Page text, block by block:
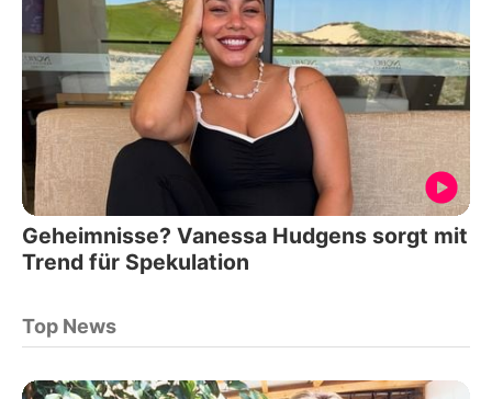
Geheimnisse? Vanessa Hudgens sorgt mit
Trend für Spekulation
Top News